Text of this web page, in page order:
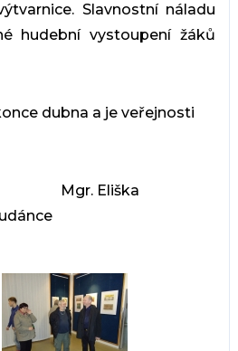
Slavnostní náladu
hudební vystoupení žáků
dubna a je veřejnosti